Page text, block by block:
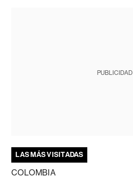
PUBLICIDAD
LAS MÁS VISITADAS
COLOMBIA